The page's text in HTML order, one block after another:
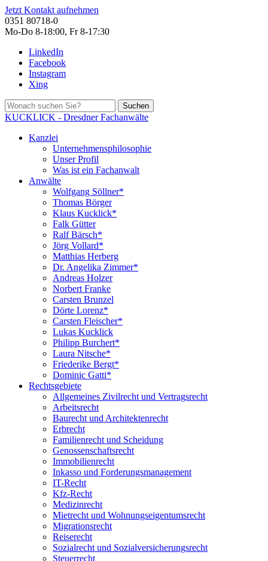
Jetzt Kontakt aufnehmen
0351 80718-0
Mo-Do 8-18:00, Fr 8-17:30
LinkedIn
Facebook
Instagram
Xing
Suchen
KUCKLICK - Dresdner Fachanwälte
Kanzlei
Unternehmensphilosophie
Unser Profil
Was ist ein Fachanwalt
Anwälte
Wolfgang Söllner*
Thomas Börger
Klaus Kucklick*
Falk Gütter
Ralf Bärsch*
Jörg Vollard*
Matthias Herberg
Dr. Angelika Zimmer*
Andreas Holzer
Norbert Franke
Carsten Brunzel
Dörte Lorenz*
Carsten Fleischer*
Lukas Kucklick
Philipp Burchert*
Laura Nitsche*
Friederike Bergt*
Dominic Gatti*
Rechtsgebiete
Allgemeines Zivilrecht und Vertragsrecht
Arbeitsrecht
Baurecht und Architektenrecht
Erbrecht
Familienrecht und Scheidung
Genossenschaftsrecht
Immobilienrecht
Inkasso und Forderungsmanagement
IT-Recht
Kfz-Recht
Medizinrecht
Mietrecht und Wohnungseigentumsrecht
Migrationsrecht
Reiserecht
Sozialrecht und Sozialversicherungsrecht
Steuerrecht